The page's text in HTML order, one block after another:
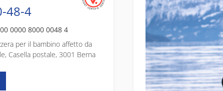
48-4
0000 8000 0048 4
per il bambino affetto da
Casella postale, 3001 Berna